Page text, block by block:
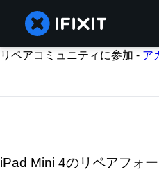
リペアコミュニティに参加 - ア
iPad Mini 4のリペアフォ